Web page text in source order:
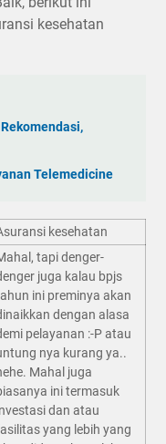
kesehatan
Telemedicine
kesehatan
tapi denger-
juga kalau bpjs
ini preminya akan
dengan alasa
pelayanan :-P atau
nya kurang ya..
Mahal juga
ini termasuk
dan atau
yang lebih yang